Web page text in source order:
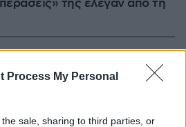
Process My Personal
sale, sharing to third parties, or
της έλεγαν από τη